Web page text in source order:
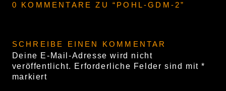
0 KOMMENTARE ZU “ POHL-GDM-2”
SCHREIBE EINEN KOMMENTAR
Deine E-Mail-Adresse wird nicht
veröffentlicht. Erforderliche Felder sind mit*
markiert